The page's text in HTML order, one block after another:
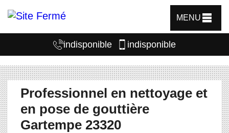
MENU
indisponible indisponible
Professionnel en nettoyage et
en pose de gouttière
Gartempe 23320